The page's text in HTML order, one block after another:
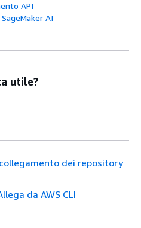
API
AI
utile?
dei repository
da AWS CLI